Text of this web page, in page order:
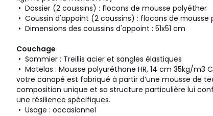
• Dossier (2 coussins) : flocons de mousse polyéther
• Coussin d'appoint (2 coussins) : flocons de mousse
• Dimensions des coussins d'appoint : 51x51 cm
Couchage
• Sommier : Treillis acier et sangles élastiques
• Matelas : Mousse polyuréthane HR, 14 cm 35kg/m3
votre canapé est fabriqué à partir d’une mousse de
composition unique et sa structure particulière lui
une résilience spécifiques.
• Usage : occasionnel